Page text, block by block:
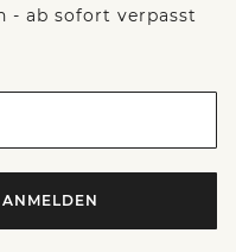
- ab sofort verpasst